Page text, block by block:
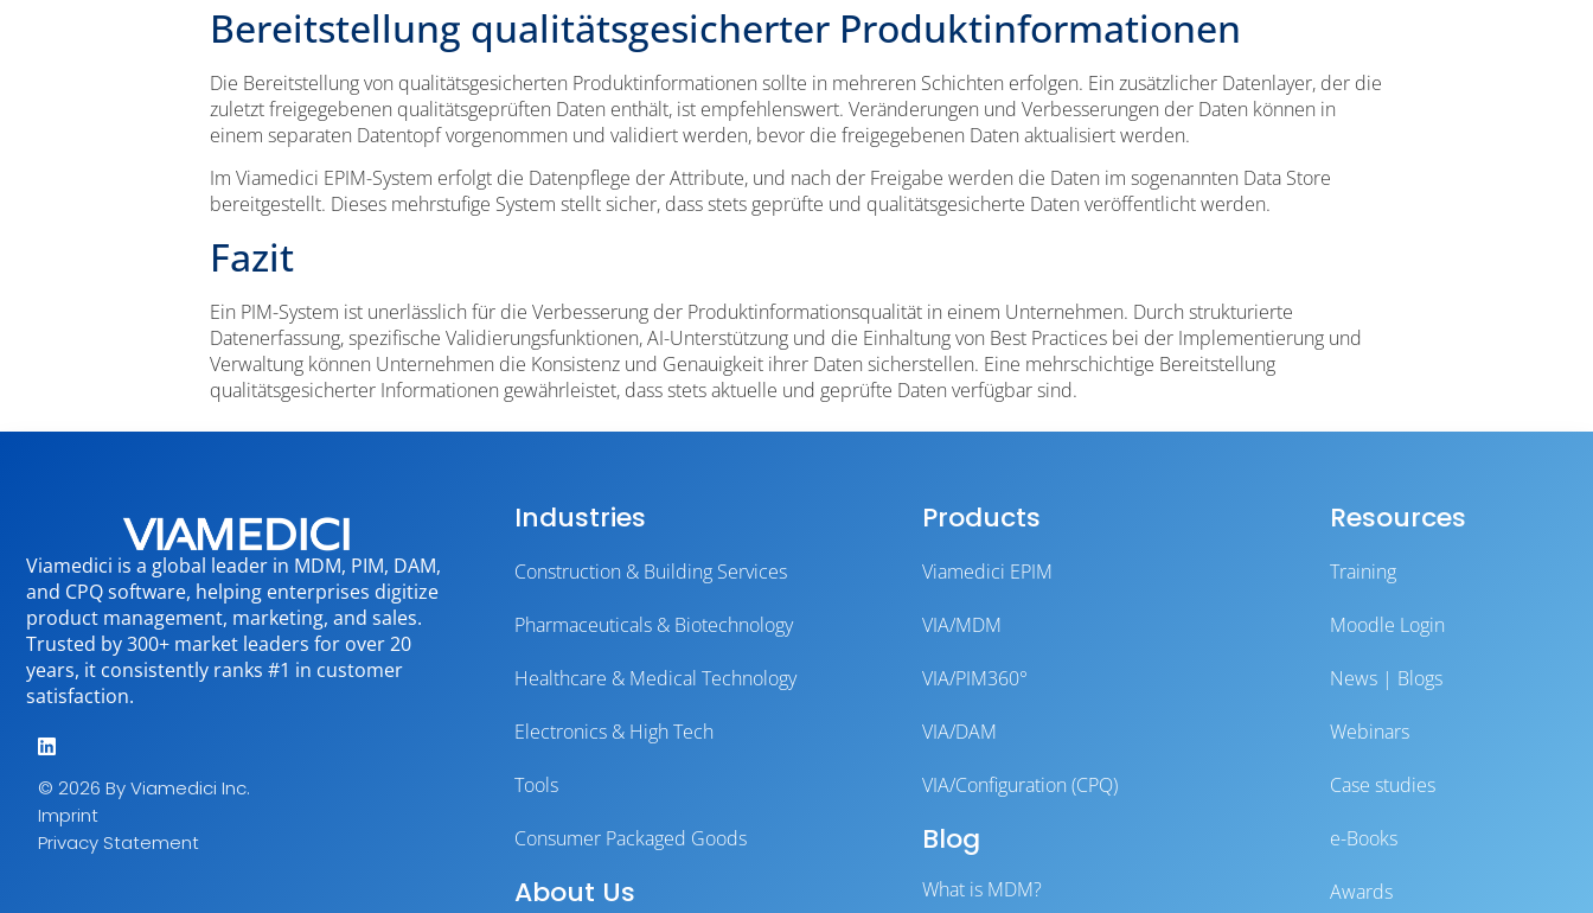
Bereitstellung qualitätsgesicherter Produktinformationen
Die Bereitstellung von qualitätsgesicherten Produktinformationen sollte in mehreren Schichten erfolgen. Ein zusätzlicher Datenlayer, der die
zuletzt freigegebenen qualitätsgeprüften Daten enthält, ist empfehlenswert. Veränderungen und Verbesserungen der Daten können in
einem separaten Datentopf vorgenommen und validiert werden, bevor die freigegebenen Daten aktualisiert werden.
Im Viamedici EPIM-System erfolgt die Datenpflege der Attribute, und nach der Freigabe werden die Daten im sogenannten Data Store
bereitgestellt. Dieses mehrstufige System stellt sicher, dass stets geprüfte und qualitätsgesicherte Daten veröffentlicht werden.
Fazit
Ein PIM-System ist unerlässlich für die Verbesserung der Produktinformationsqualität in einem Unternehmen. Durch strukturierte
Datenerfassung, spezifische Validierungsfunktionen, AI-Unterstützung und die Einhaltung von Best Practices bei der Implementierung und
Verwaltung können Unternehmen die Konsistenz und Genauigkeit ihrer Daten sicherstellen. Eine mehrschichtige Bereitstellung
qualitätsgesicherter Informationen gewährleistet, dass stets aktuelle und geprüfte Daten verfügbar sind.
Viamedici is a global leader in MDM, PIM, DAM,
and CPQ software, helping enterprises digitize
product management, marketing, and sales.
Trusted by 300+ market leaders for over 20
years, it consistently ranks #1 in customer
satisfaction.
© 2026 By Viamedici Inc.
Imprint
Privacy Statement
Industries
Construction & Building Services
Pharmaceuticals & Biotechnology
Healthcare & Medical Technology
Electronics & High Tech
Tools
Consumer Packaged Goods
About Us
Products
Viamedici EPIM
VIA/MDM
VIA/PIM360°
VIA/DAM
VIA/Configuration (CPQ)
Blog
What is MDM?
Resources
Training
Moodle Login
News | Blogs
Webinars
Case studies
e-Books
Awards